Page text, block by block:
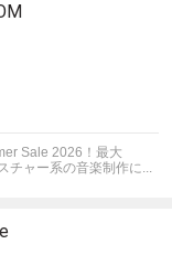
Sale 2026！最大
チャー系の音楽制作に...